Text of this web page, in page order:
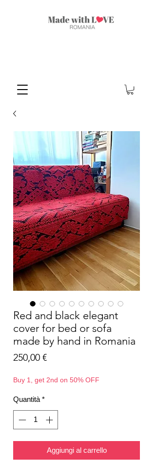
Red and black elegant
cover for bed or sofa
made by hand in Romania
250,00 €Prezzo
Buy 1, get 2nd on 50% OFF
Quantità *
Aggiungi al carrello